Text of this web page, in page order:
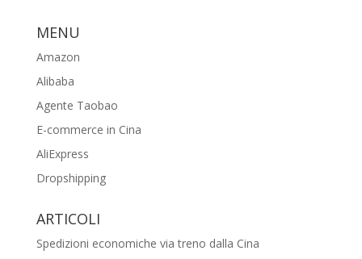
MENU
Amazon
Alibaba
Agente Taobao
E-commerce in Cina
AliExpress
Dropshipping
ARTICOLI
Spedizioni economiche via treno dalla Cina